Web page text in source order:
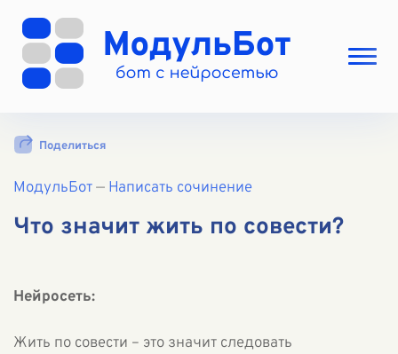
Выбрать режим
Вход
Поделиться
МодульБот— Написать сочинение
Что значит жить по совести?
Нейросеть:
Жить по совести – это значит следовать